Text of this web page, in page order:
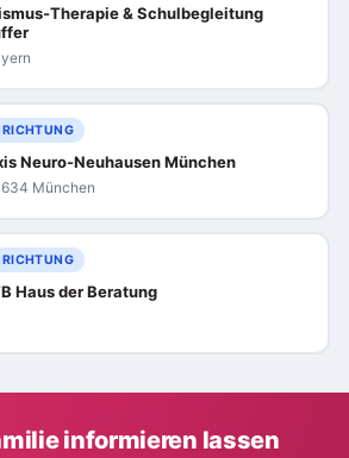
Therapie & Schulbegleitung
Neuro-Neuhausen München
München
Haus der Beratung
informieren lassen